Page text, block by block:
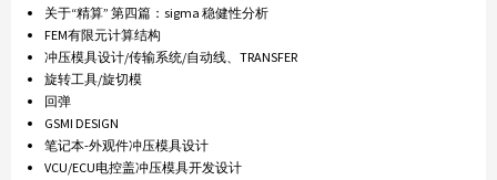
关于“精算” 第四篇：sigma 稳健性分析
FEM有限元计算结构
冲压模具设计/传输系统/自动线、TRANSFER
旋转工具/旋切模
回弹
GSMI DESIGN
笔记本-外观件冲压模具设计
VCU/ECU电控盖冲压模具开发设计